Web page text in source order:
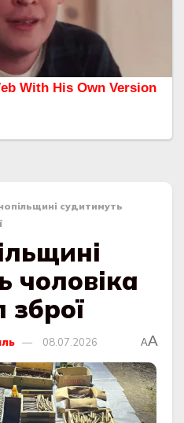
судитимуть
чоловіка
зброї
08.07.2026 AA